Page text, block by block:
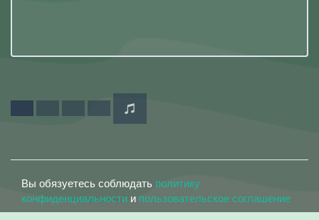
Вы обязуетесь соблюдать политику
конфиденциальности и пользовательское соглашение